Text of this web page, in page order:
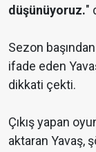
düşünüyoruz."
Sezon
ifade eden
dikkati çekti.
Çıkış yapan
aktaran Yavaş,